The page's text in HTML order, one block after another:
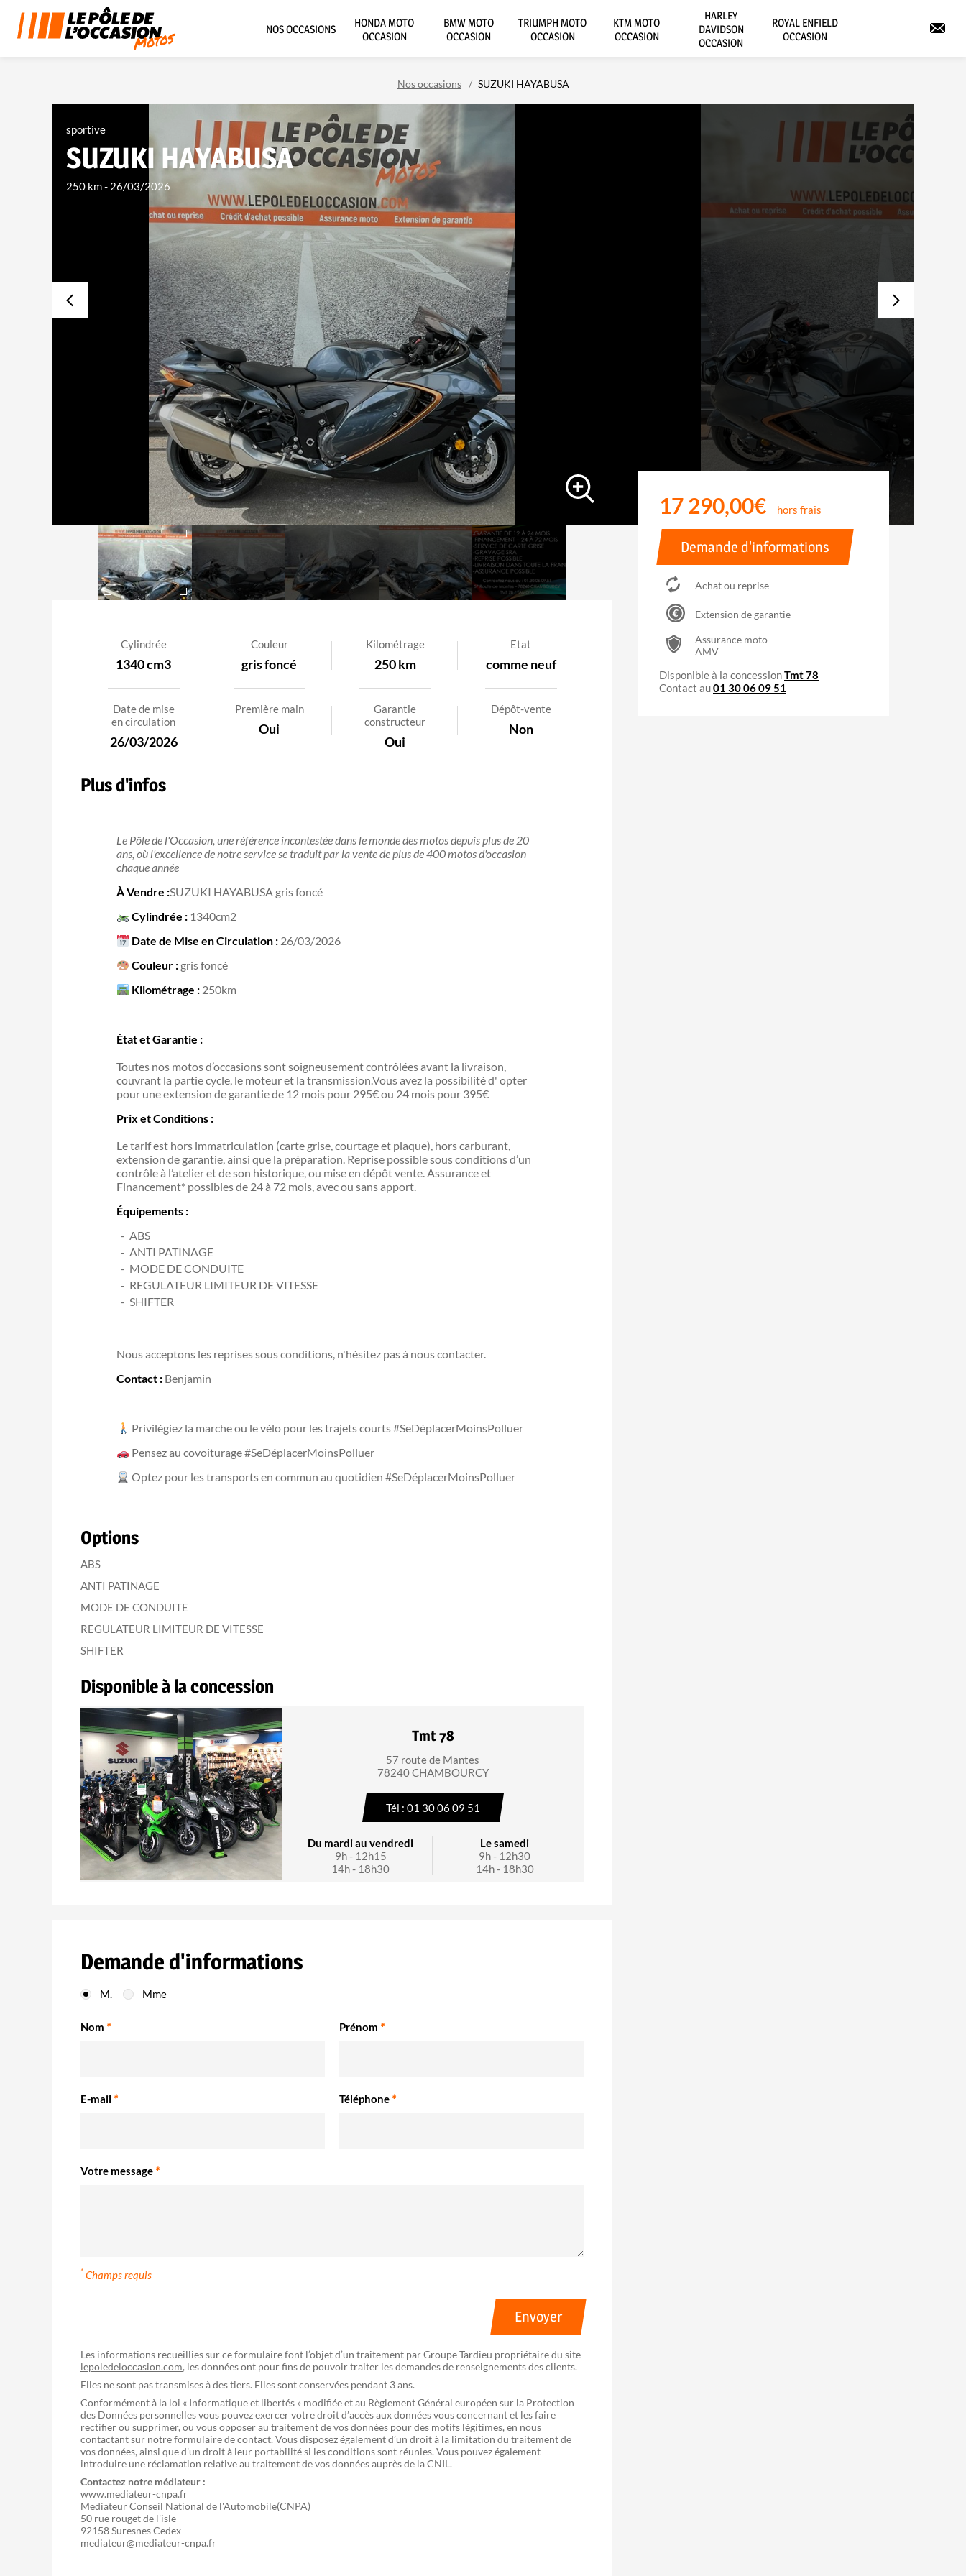
NOS OCCASIONS
HONDA MOTO
OCCASION
BMW MOTO
OCCASION
TRIUMPH MOTO
OCCASION
KTM MOTO
OCCASION
HARLEY
DAVIDSON
OCCASION
ROYAL ENFIELD
OCCASION
Nos occasions SUZUKI HAYABUSA
sportive
SUZUKI HAYABUSA
250 km- 26/03/2026
17 290,00€ hors frais
Demande d'informations
Achat ou reprise
Extension de garantie
Assurance moto
AMV
Disponible à la concessionTmt 78
Contact au01 30 06 09 51
Cylindrée
1340 cm3
Couleur
gris foncé
Kilométrage
250 km
Etat
comme neuf
Date de mise
en circulation
26/03/2026
Première main
Oui
Garantie
constructeur
Oui
Dépôt-vente
Non
Plus d'infos
Le Pôle de l'Occasion, une référence incontestée dans le monde des motos depuis plus de 20
ans, où l'excellence de notre service se traduit par la vente de plus de 400 motos d'occasion
chaque année
À Vendre :SUZUKI HAYABUSA gris foncé
Cylindrée : 1340cm2
Date de Mise en Circulation : 26/03/2026
Couleur : gris foncé
Kilométrage : 250km
État et Garantie :
Toutes nos motos d’occasions sont soigneusement contrôlées avant la livraison,
couvrant la partie cycle, le moteur et la transmission.Vous avez la possibilité d' opter
pour une extension de garantie de 12 mois pour 295€ ou 24 mois pour 395€
Prix et Conditions :
Le tarif est hors immatriculation (carte grise, courtage et plaque), hors carburant,
extension de garantie, ainsi que la préparation. Reprise possible sous conditions d’un
contrôle à l’atelier et de son historique, ou mise en dépôt vente. Assurance et
Financement* possibles de 24 à 72 mois, avec ou sans apport.
Équipements :
ABS
ANTI PATINAGE
MODE DE CONDUITE
REGULATEUR LIMITEUR DE VITESSE
SHIFTER
Nous acceptons les reprises sous conditions, n'hésitez pas à nous contacter.
Contact : Benjamin
Privilégiez la marche ou le vélo pour les trajets courts #SeDéplacerMoinsPolluer
Pensez au covoiturage #SeDéplacerMoinsPolluer
Optez pour les transports en commun au quotidien #SeDéplacerMoinsPolluer
Options
ABS
ANTI PATINAGE
MODE DE CONDUITE
REGULATEUR LIMITEUR DE VITESSE
SHIFTER
Disponible à la concession
Tmt 78
57 route de Mantes
78240 CHAMBOURCY
Tél : 01 30 06 09 51
Du mardi au vendredi
9h - 12h15
14h - 18h30
Le samedi
9h - 12h30
14h - 18h30
Demande d'informations
M. Mme
Nom * Prénom *
E-mail * Téléphone *
Votre message *
* Champs requis
Envoyer
Les informations recueillies sur ce formulaire font l’objet d’un traitement par Groupe Tardieu propriétaire du site
lepoledeloccasion.com, les données ont pour fins de pouvoir traiter les demandes de renseignements des clients.
Elles ne sont pas transmises à des tiers. Elles sont conservées pendant 3 ans.
Conformément à la loi « Informatique et libertés » modifiée et au Règlement Général européen sur la Protection
des Données personnelles vous pouvez exercer votre droit d’accès aux données vous concernant et les faire
rectifier ou supprimer, ou vous opposer au traitement de vos données pour des motifs légitimes, en nous
contactant sur notre formulaire de contact. Vous disposez également d’un droit à la limitation du traitement de
vos données, ainsi que d’un droit à leur portabilité si les conditions sont réunies. Vous pouvez également
introduire une réclamation relative au traitement de vos données auprès de la CNIL.
Contactez notre médiateur :
www.mediateur-cnpa.fr
Mediateur Conseil National de l'Automobile(CNPA)
50 rue rouget de l'isle
92158 Suresnes Cedex
mediateur@mediateur-cnpa.fr